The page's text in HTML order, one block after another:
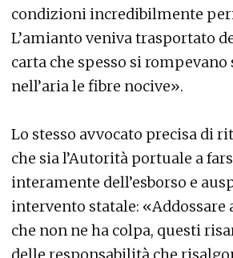
condizioni incredibilmente
L’amianto veniva trasportato
carta che spesso si rompevano
nell’aria le fibre nocive».
Lo stesso avvocato precisa di
che sia l’Autorità portuale a
interamente dell’esborso e
intervento statale: «Addossare
che non ne ha colpa, questi
delle responsabilità che